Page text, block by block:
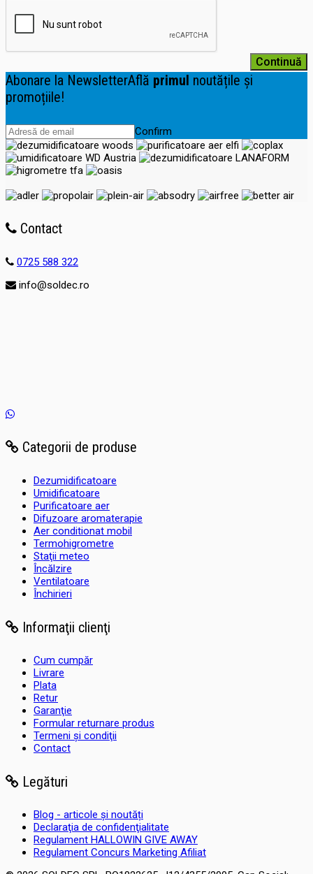
Continuă
Abonare la NewsletterAflă primul noutățile și
promoțiile!
Confirm
Contact
0725 588 322
info@soldec.ro
Categorii de produse
Dezumidificatoare
Umidificatoare
Purificatoare aer
Difuzoare aromaterapie
Aer conditionat mobil
Termohigrometre
Staţii meteo
Încălzire
Ventilatoare
Închirieri
Informaţii clienţi
Cum cumpăr
Livrare
Plata
Retur
Garanţie
Formular returnare produs
Termeni şi condiţii
Contact
Legături
Blog - articole și noutăți
Declaraţia de confidenţialitate
Regulament HALLOWIN GIVE AWAY
Regulament Concurs Marketing Afiliat